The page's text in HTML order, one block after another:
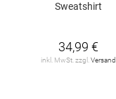
Sweatshirt
34,99 €
inkl. MwSt. zzgl. Versand